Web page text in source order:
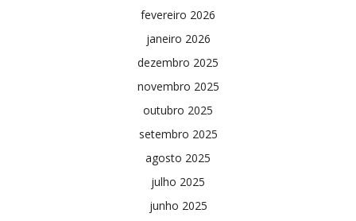
fevereiro 2026
janeiro 2026
dezembro 2025
novembro 2025
outubro 2025
setembro 2025
agosto 2025
julho 2025
junho 2025